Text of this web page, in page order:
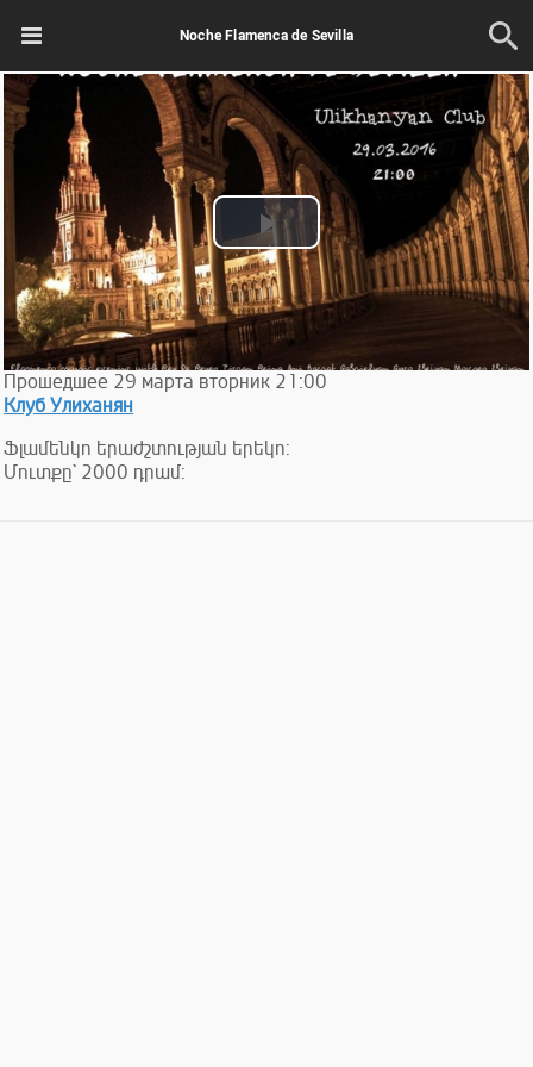
Noche Flamenca de Sevilla
Play
Video
Прошедшее 29 марта вторник 21:00
Клуб Улиханян
Ֆլամենկո երաժշտության երեկո:
Մուտքը` 2000 դրամ: